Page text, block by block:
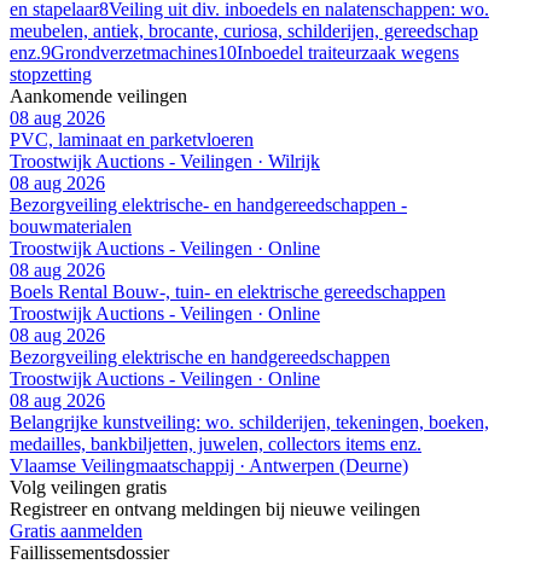
en stapelaar8Veiling uit div. inboedels en nalatenschappen: wo.
meubelen, antiek, brocante, curiosa, schilderijen, gereedschap
enz.9Grondverzetmachines10Inboedel traiteurzaak wegens
stopzetting
Aankomende veilingen
08 aug 2026
PVC, laminaat en parketvloeren
Troostwijk Auctions - Veilingen · Wilrijk
08 aug 2026
Bezorgveiling elektrische- en handgereedschappen -
bouwmaterialen
Troostwijk Auctions - Veilingen · Online
08 aug 2026
Boels Rental Bouw-, tuin- en elektrische gereedschappen
Troostwijk Auctions - Veilingen · Online
08 aug 2026
Bezorgveiling elektrische en handgereedschappen
Troostwijk Auctions - Veilingen · Online
08 aug 2026
Belangrijke kunstveiling: wo. schilderijen, tekeningen, boeken,
medailles, bankbiljetten, juwelen, collectors items enz.
Vlaamse Veilingmaatschappij · Antwerpen (Deurne)
Volg veilingen gratis
Registreer en ontvang meldingen bij nieuwe veilingen
Gratis aanmelden
Faillissementsdossier